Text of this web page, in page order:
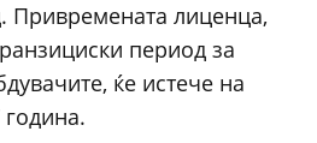
Привремената лиценца,
период за
ќе истече на